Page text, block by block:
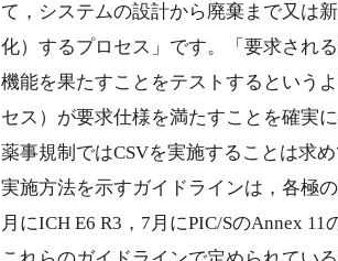
て，システムの設計から廃棄まで又は
化）するプロセス」です。「要求され
機能を果たすことをテストするという
セス）が要求仕様を満たすことを確実
薬事規制ではCSVを実施することは求
実施方法を示すガイドラインは，各極
月にICH E6 R3，7月にPIC/SのAnnex